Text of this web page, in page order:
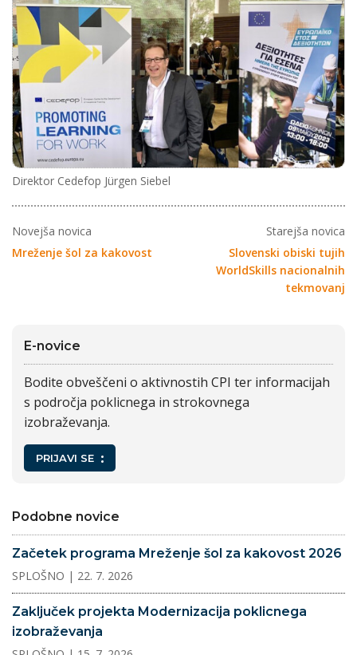
Direktor Cedefop Jürgen Siebel
Novejša novica
Mreženje šol za kakovost
Starejša novica
Slovenski obiski tujih
WorldSkills nacionalnih
tekmovanj
E-novice
Bodite obveščeni o aktivnostih CPI ter informacijah
s področja poklicnega in strokovnega
izobraževanja.
PRIJAVI SE
Podobne novice
Začetek programa Mreženje šol za kakovost 2026
SPLOŠNO | 22. 7. 2026
Zaključek projekta Modernizacija poklicnega
izobraževanja